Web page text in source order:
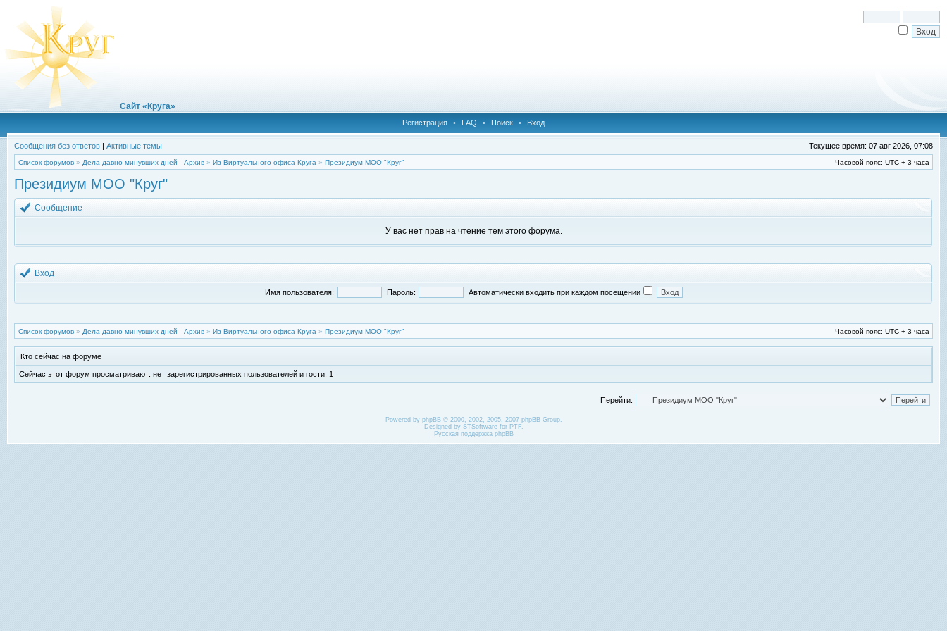
Сайт «Круга»
Регистрация • FAQ • Поиск • Вход
Сообщения без ответов | Активные темы Текущее время: 07 авг 2026, 07:08
Список форумов » Дела давно минувших дней - Архив » Из Виртуального офиса Круга » Президиум МОО "Круг" Часовой пояс: UTC + 3 часа
Президиум МОО "Круг"
Сообщение
У вас нет прав на чтение тем этого форума.
Вход
Имя пользователя: Пароль: Автоматически входить при каждом посещении
Список форумов » Дела давно минувших дней - Архив » Из Виртуального офиса Круга » Президиум МОО "Круг" Часовой пояс: UTC + 3 часа
Кто сейчас на форуме
Сейчас этот форум просматривают: нет зарегистрированных пользователей и гости: 1
Перейти:
Powered by phpBB© 2000, 2002, 2005, 2007 phpBB Group.
Designed by STSoftwarefor PTF.
Русская поддержка phpBB